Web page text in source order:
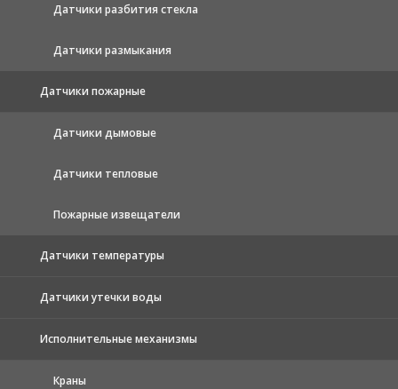
Датчики разбития стекла
Датчики размыкания
Датчики пожарные
Датчики дымовые
Датчики тепловые
Пожарные извещатели
Датчики температуры
Датчики утечки воды
Исполнительные механизмы
Краны